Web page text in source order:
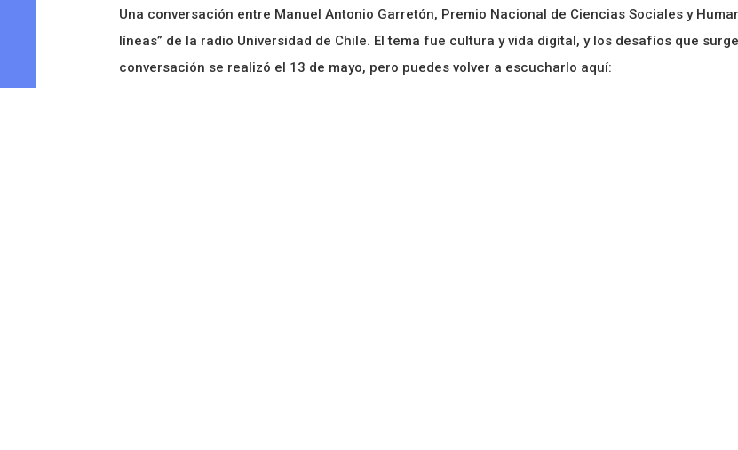
Una conversación entre Manuel Antonio Garretón, Premio Nacional de Ciencias Sociales y
líneas” de la radio Universidad de Chile. El tema fue cultura y vida digital, y los desafíos que
conversación se realizó el 13 de mayo, pero puedes volver a escucharlo aquí: